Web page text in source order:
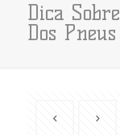
Dica
Dos Pneus